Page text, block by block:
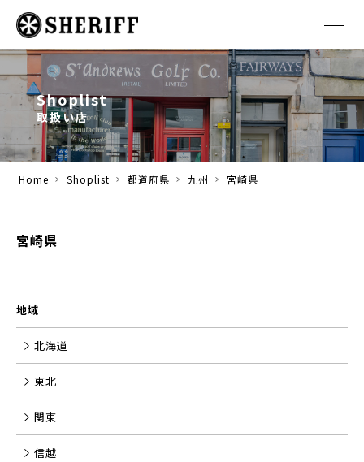
Shoplist
取扱い店
Home Shoplist 都道府県 九州 宮崎県
宮崎県
地域
北海道
東北
関東
信越